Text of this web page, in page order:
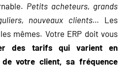
Petits acheteurs, grands
nouveaux clients… Les
mêmes. Votre ERP doit vous
des tarifs qui varient en
votre client, sa fréquence